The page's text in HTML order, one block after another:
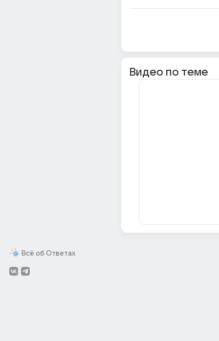
Всё об Ответах
Видео по теме